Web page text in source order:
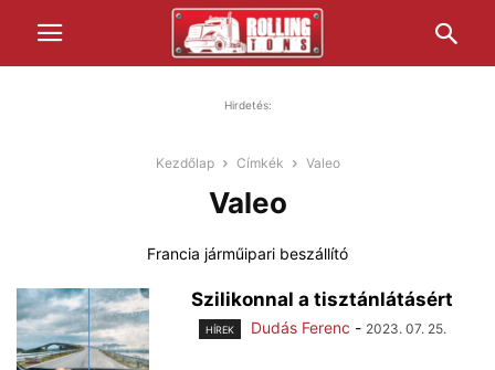
Hirdetés:
Kezdőlap Címkék Valeo
Valeo
Francia járműipari beszállító
Szilikonnal a tisztánlátásért
HÍREK Dudás Ferenc - 2023. 07. 25.